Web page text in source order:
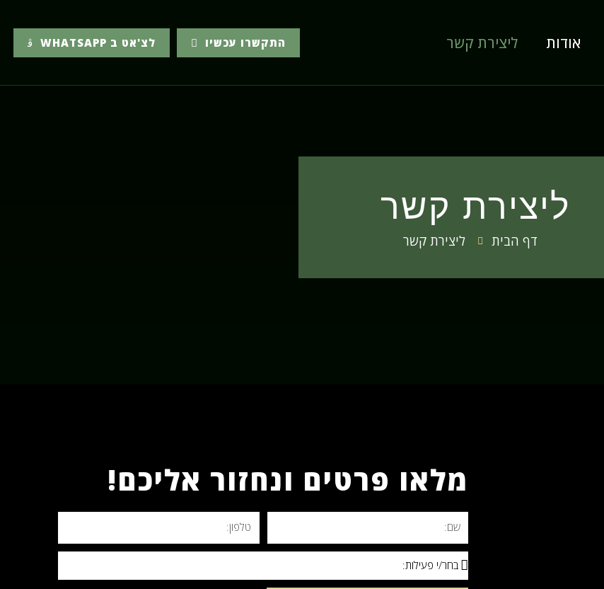
אודות ליצירת קשר התקשרו עכשיו לצ'אט ב WHATSAPP
ליצירת קשר
דף הבית ליצירת קשר
מלאו פרטים ונחזור אליכם!